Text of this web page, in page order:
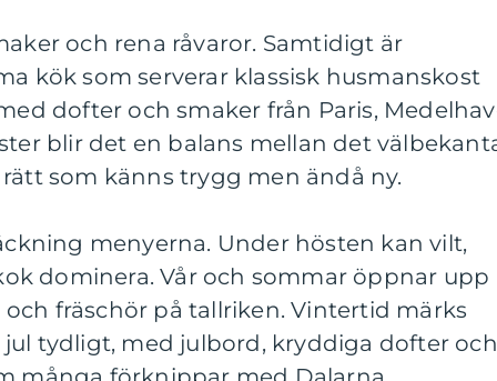
och rena råvaror. Samtidigt är
kök som serverar klassisk husmanskost
dofter och smaker från Paris,
blir det en balans mellan det
som känns trygg men ändå ny.
menyerna. Under hösten kan vilt,
dominera. Vår och sommar öppnar upp
fräschör på tallriken. Vintertid märks
tydligt, med julbord, kryddiga dofter och